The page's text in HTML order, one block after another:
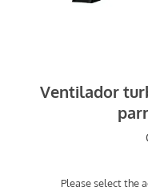
Ventilador
Please select the